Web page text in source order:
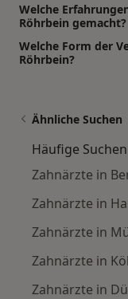
Welche
Röhrbein gemacht?
Welche Form der
Röhrbein?
Ähnliche Suchen
Häufige Suchen
Zahnärzte in
Zahnärzte in
Zahnärzte in
Zahnärzte in
Zahnärzte in